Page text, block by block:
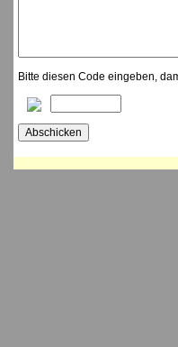
Bitte diesen Code eingeben,